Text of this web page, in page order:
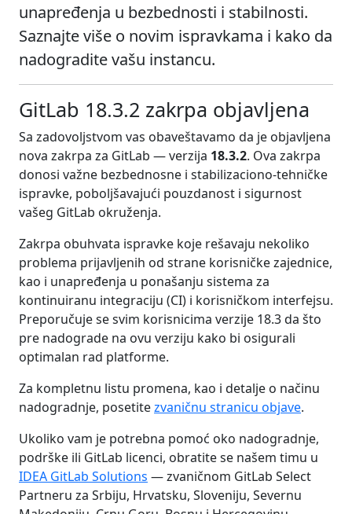
unapređenja u bezbednosti i stabilnosti.
Saznajte više o novim ispravkama i kako da
nadogradite vašu instancu.
GitLab 18.3.2 zakrpa objavljena
Sa zadovoljstvom vas obaveštavamo da je objavljena
nova zakrpa za GitLab — verzija 18.3.2. Ova zakrpa
donosi važne bezbednosne i stabilizaciono-tehničke
ispravke, poboljšavajući pouzdanost i sigurnost
vašeg GitLab okruženja.
Zakrpa obuhvata ispravke koje rešavaju nekoliko
problema prijavljenih od strane korisničke zajednice,
kao i unapređenja u ponašanju sistema za
kontinuiranu integraciju (CI) i korisničkom interfejsu.
Preporučuje se svim korisnicima verzije 18.3 da što
pre nadograde na ovu verziju kako bi osigurali
optimalan rad platforme.
Za kompletnu listu promena, kao i detalje o načinu
nadogradnje, posetitezvaničnu stranicu objave.
Ukoliko vam je potrebna pomoć oko nadogradnje,
podrške ili GitLab licenci, obratite se našem timu u
IDEA GitLab Solutions — zvaničnom GitLab Select
Partneru za Srbiju, Hrvatsku, Sloveniju, Severnu